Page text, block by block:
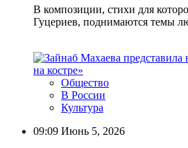
В композиции, стихи для
Гуцериев, поднимаются темы
Общество
В России
Культура
09:09 Июнь 5, 2026